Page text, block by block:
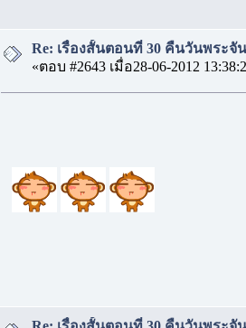
Re: เรื่องสั้นตอนที่ 30 คืนวันพระจั
«ตอบ #2643 เมื่อ28-06-2012